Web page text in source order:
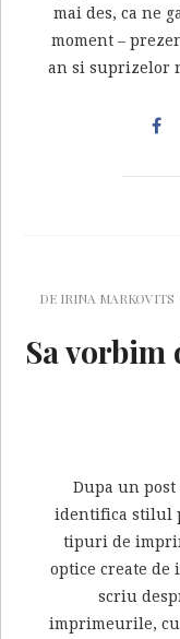
mai des, ca ne
moment –
an si suprizelor
DE IRINA MARKOVITS
Sa
Dupa un
identifica stilul
tipuri de
optice create de
scriu
imprimeurile,